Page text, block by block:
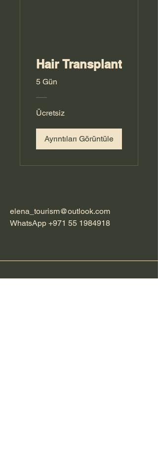
Hair Transplant
5 Gün
Ücretsiz
Ayrıntıları Görüntüle
elena_tourism@outlook.com
WhatsApp +971 55 1984918